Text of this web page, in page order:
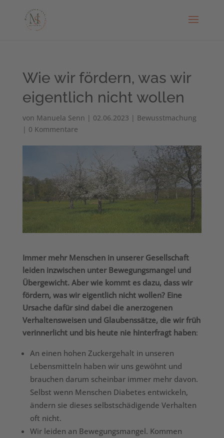
Wie wir fördern, was wir
eigentlich nicht wollen
von Manuela Senn | 02.06.2023 | Bewusstmachung
| 0 Kommentare
Immer mehr Menschen in unserer Gesellschaft
leiden inzwischen unter Bewegungsmangel und
Übergewicht. Aber wie kommt es dazu, dass wir
fördern, was wir eigentlich nicht wollen? Eine
Ursache dafür sind dabei die anerzogenen
Verhaltensweisen und Glaubenssätze, die wir früh
verinnerlicht und bis heute nie hinterfragt haben:
An einen hohen Zuckergehalt in unseren
Lebensmitteln haben wir uns gewöhnt und
brauchen darum scheinbar immer mehr davon.
Selbst wenn Menschen Diabetes entwickeln,
ändern sie dieses selbstschädigende Verhalten
oft nicht.
Wir leiden an Bewegungsmangel. Kommen